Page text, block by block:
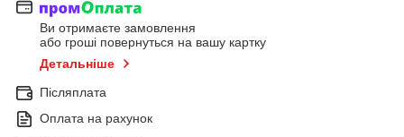
Ви отримаєте замовлення
або гроші повернуться на вашу картку
Детальніше
Післяплата
Оплата на рахунок